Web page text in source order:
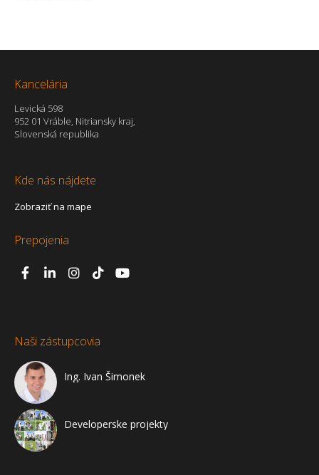
Kancelária
Levická 598
952 01 Vráble, Nitriansky kraj,
Slovenská republika
Kde nás nájdete
Zobraziť na mape
Prepojenia
Naši zástupcovia
Ing. Ivan Šimonek
Developerske projekty